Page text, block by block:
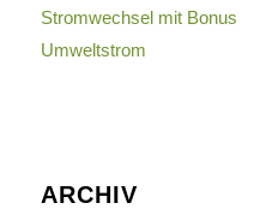
Stromwechsel mit Bonus
Umweltstrom
ARCHIV